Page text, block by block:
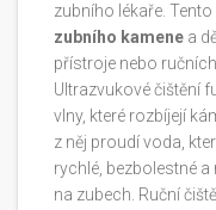
zubního lékaře.
zubního kamene a
přístroje nebo
Ultrazvukové čištění
vlny, které rozbíjejí
z něj proudí voda,
rychlé, bezbolestné
na zubech. Ruční